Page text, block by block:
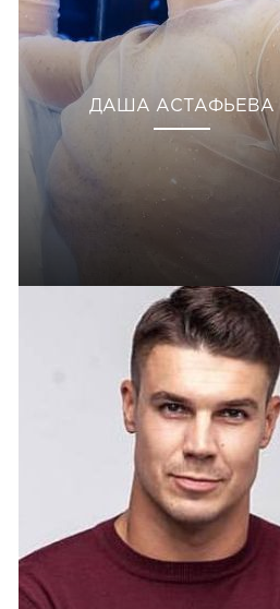
ДАША АСТАФЬЕВА